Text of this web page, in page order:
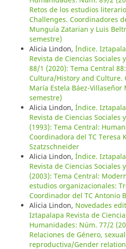
Retos de los estudios
Challenges. Coordinadores
Munguía Zatarian y Luis
semestre)
Alicia Lindon, Índice.
Revista de Ciencias Sociales
88/1 (2020): Tema Central
Cultura/History and Culture.
María Estela Báez-
semestre)
Alicia Lindon, Índice.
Revista de Ciencias Sociales
(1993): Tema Central:
Coordinadora del TC Teresa
Szatzschneider
Alicia Lindon, Índice.
Revista de Ciencias Sociales
(2003): Tema Central:
estudios organizacionales:
Coordinador del TC Antonio
Alicia Lindon, Novedades
Iztapalapa Revista de
Humanidades: Núm. 77/2
Relaciones de Género,
reproductiva/Gender